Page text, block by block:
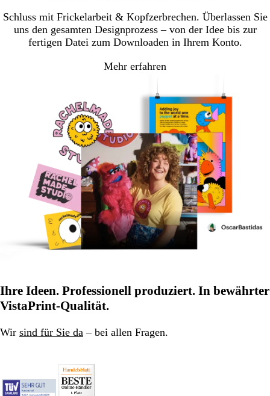
Schluss mit Frickelarbeit & Kopfzerbrechen. Überlassen Sie
uns den gesamten Designprozess – von der Idee bis zur
fertigen Datei zum Downloaden in Ihrem Konto.
Mehr erfahren
Ihre Ideen. Professionell produziert. In bewährter
VistaPrint-Qualität.
Wir sind für Sie da – bei allen Fragen.